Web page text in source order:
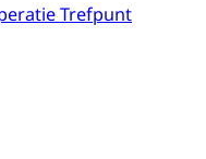
Trefpunt